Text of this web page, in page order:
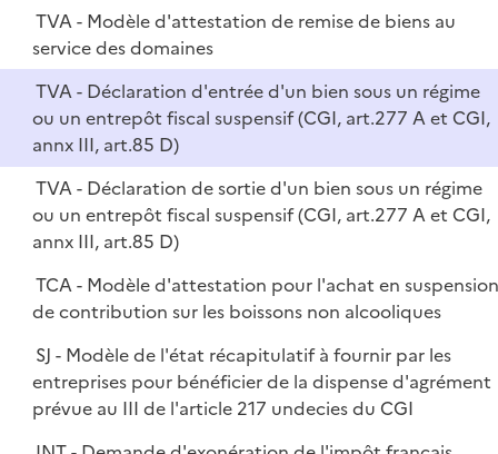
TVA - Modèle d'attestation de remise de biens au
service des domaines
TVA - Déclaration d'entrée d'un bien sous un régime
ou un entrepôt fiscal suspensif (CGI, art.277 A et CGI,
annx III, art.85 D)
TVA - Déclaration de sortie d'un bien sous un régime
ou un entrepôt fiscal suspensif (CGI, art.277 A et CGI,
annx III, art.85 D)
TCA - Modèle d'attestation pour l'achat en
de contribution sur les boissons non alcooliques
SJ - Modèle de l'état récapitulatif à fournir par les
entreprises pour bénéficier de la dispense d'agrément
prévue au III de l'article 217 undecies du CGI